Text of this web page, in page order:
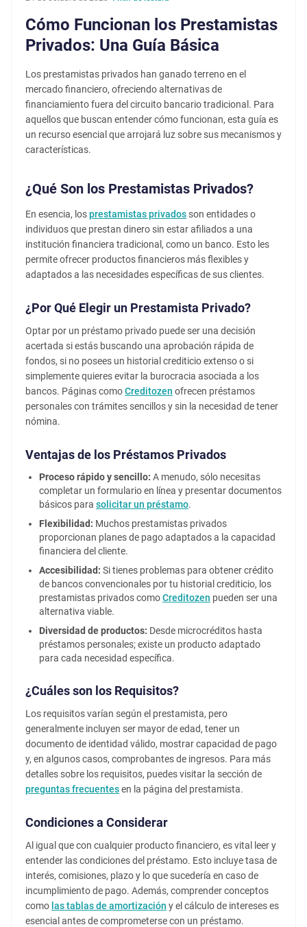
Cómo Funcionan los Prestamistas
Privados: Una Guía Básica
Los prestamistas privados han ganado terreno en el
mercado financiero, ofreciendo alternativas de
financiamiento fuera del circuito bancario tradicional. Para
aquellos que buscan entender cómo funcionan, esta guía es
un recurso esencial que arrojará luz sobre sus mecanismos y
características.
¿Qué Son los Prestamistas Privados?
En esencia, losprestamistas privados son entidades o
individuos que prestan dinero sin estar afiliados a una
institución financiera tradicional, como un banco. Esto les
permite ofrecer productos financieros más flexibles y
adaptados a las necesidades específicas de sus clientes.
¿Por Qué Elegir un Prestamista Privado?
Optar por un préstamo privado puede ser una decisión
acertada si estás buscando una aprobación rápida de
fondos, si no posees un historial crediticio extenso o si
simplemente quieres evitar la burocracia asociada a los
bancos. Páginas comoCreditozen ofrecen préstamos
personales con trámites sencillos y sin la necesidad de tener
nómina.
Ventajas de los Préstamos Privados
Proceso rápido y sencillo: A menudo, sólo necesitas
completar un formulario en línea y presentar documentos
básicos para solicitar un préstamo.
Flexibilidad: Muchos prestamistas privados
proporcionan planes de pago adaptados a la capacidad
financiera del cliente.
Accesibilidad: Si tienes problemas para obtener crédito
de bancos convencionales por tu historial crediticio, los
prestamistas privados comoCreditozen pueden ser una
alternativa viable.
Diversidad de productos: Desde microcréditos hasta
préstamos personales; existe un producto adaptado
para cada necesidad específica.
¿Cuáles son los Requisitos?
Los requisitos varían según el prestamista, pero
generalmente incluyen ser mayor de edad, tener un
documento de identidad válido, mostrar capacidad de pago
y, en algunos casos, comprobantes de ingresos. Para más
detalles sobre los requisitos, puedes visitar la sección de
preguntas frecuentesen la página del prestamista.
Condiciones a Considerar
Al igual que con cualquier producto financiero, es vital leer y
entender las condiciones del préstamo. Esto incluye tasa de
interés, comisiones, plazo y lo que sucedería en caso de
incumplimiento de pago. Además, comprender conceptos
como las tablas de amortización y el cálculo de intereses es
esencial antes de comprometerse con un préstamo.